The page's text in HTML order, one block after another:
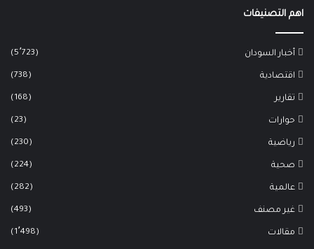
اهم التصنيفات
أخبار السودان (5٬723)
اقتصادية (738)
تقارير (168)
حوارات (23)
رياضية (230)
صحية (224)
عالمية (282)
غير مصنف (493)
مقالات (1٬498)